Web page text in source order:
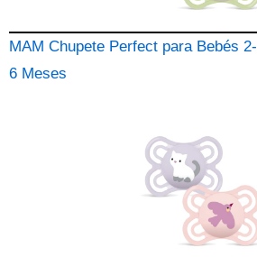
MAM Chupete Perfect para Bebés 2-
6 Meses